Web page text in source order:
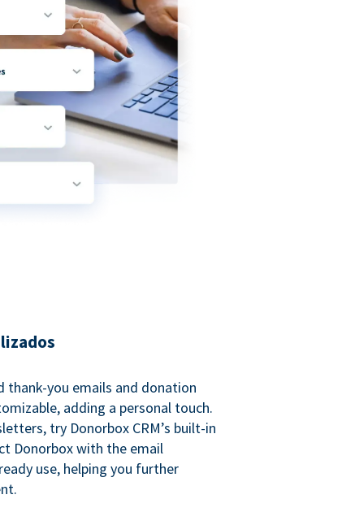
you emails and donation
adding a personal touch.
try Donorbox CRM’s built-in
Donorbox with the email
use, helping you further